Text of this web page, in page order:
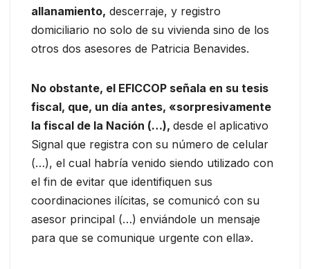
allanamiento, descerraje, y registro
domiciliario no solo de su vivienda sino de los
otros dos asesores de Patricia Benavides.
No obstante, el EFICCOP señala en su tesis
fiscal, que, un día antes, «sorpresivamente
la fiscal de la Nación (…), desde el aplicativo
Signal que registra con su número de celular
(…), el cual habría venido siendo utilizado con
el fin de evitar que identifiquen sus
coordinaciones ilícitas, se comunicó con su
asesor principal (…) enviándole un mensaje
para que se comunique urgente con ella».